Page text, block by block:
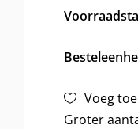
Voeg
Groter